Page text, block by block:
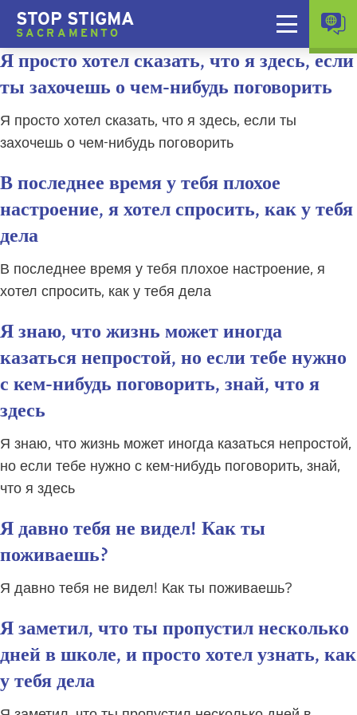
STOP STIGMA
SACRAMENTO
Я просто хотел сказать, что я здесь, если
ты захочешь о чем-нибудь поговорить
Я просто хотел сказать, что я здесь, если ты
захочешь о чем-нибудь поговорить
В последнее время у тебя плохое
настроение, я хотел спросить, как у тебя
дела
В последнее время у тебя плохое настроение, я
хотел спросить, как у тебя дела
Я знаю, что жизнь может иногда
казаться непростой, но если тебе нужно
с кем-нибудь поговорить, знай, что я
здесь
Я знаю, что жизнь может иногда казаться непростой,
но если тебе нужно с кем-нибудь поговорить, знай,
что я здесь
Я давно тебя не видел! Как ты
поживаешь?
Я давно тебя не видел! Как ты поживаешь?
Я заметил, что ты пропустил несколько
дней в школе, и просто хотел узнать, как
у тебя дела